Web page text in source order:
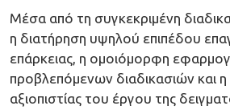
Μέσα από τη συγκεκριμένη
η διατήρηση υψηλού επιπέδου
επάρκειας, η ομοιόμορφη
προβλεπόμενων διαδικασιών και η
αξιοπιστίας του έργου της